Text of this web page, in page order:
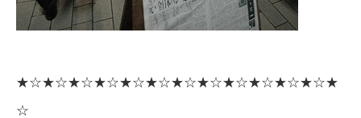
★☆★☆★☆★☆★☆★☆★☆★☆★☆★☆★☆★☆★
☆